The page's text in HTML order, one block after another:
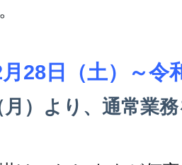
28日（土）～令
月）より、通常業